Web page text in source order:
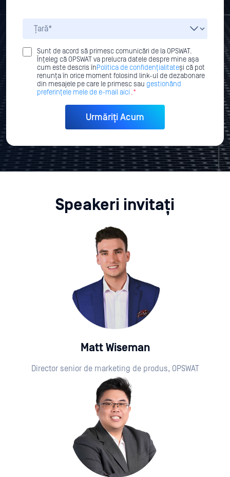
Sunt de acord să primesc comunicări de la OPSWAT.
Înțeleg că OPSWAT va prelucra datele despre mine așa
cum este descris înPolitica de confidențialitateși că pot
renunța în orice moment folosind link-ul de dezabonare
din mesajele pe care le primesc sau gestionând
preferințele mele de e-mail aici .*
Speakeri invitați
Matt Wiseman
Director senior de marketing de produs, OPSWAT